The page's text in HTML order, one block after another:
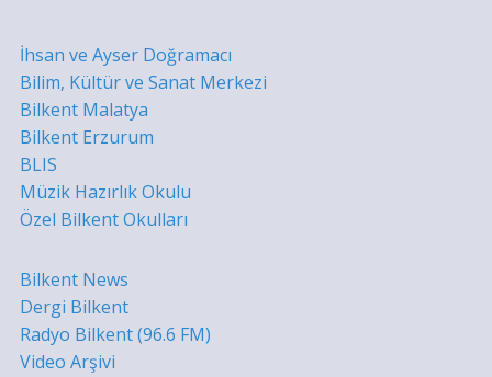
İhsan ve Ayser Doğramacı
Bilim, Kültür ve Sanat Merkezi
Bilkent Malatya
Bilkent Erzurum
BLIS
Müzik Hazırlık Okulu
Özel Bilkent Okulları
Bilkent News
Dergi Bilkent
Radyo Bilkent (96.6 FM)
Video Arşivi